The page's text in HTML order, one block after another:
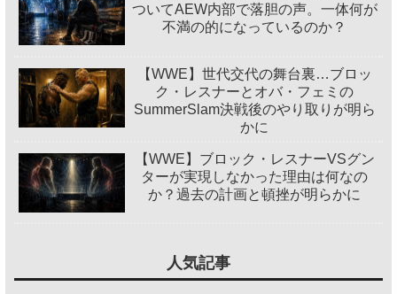
ついてAEW内部で落胆の声。一体何が
不満の的になっているのか？
【WWE】世代交代の舞台裏…ブロッ
ク・レスナーとオバ・フェミの
SummerSlam決戦後のやり取りが明ら
かに
【WWE】ブロック・レスナーVSグン
ターが実現しなかった理由は何なの
か？過去の計画と頓挫が明らかに
人気記事